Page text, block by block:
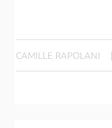
CAMILLE RAPOLANI |